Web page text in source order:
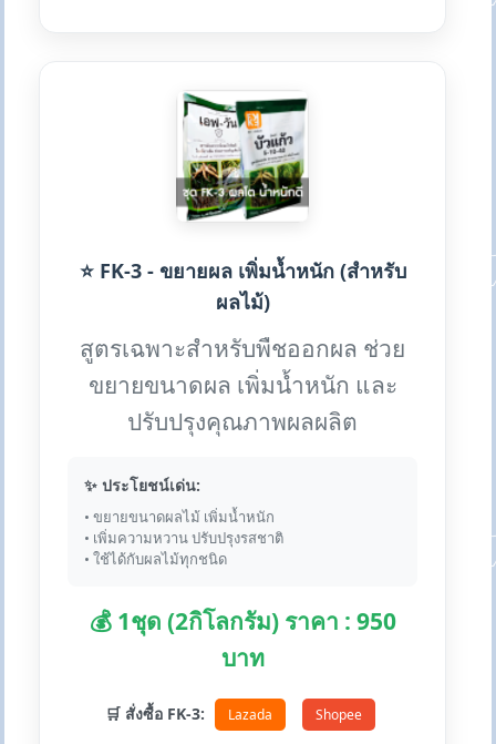
⭐ FK-3 - ขยายผล เพิ่มน้ำหนัก (สำหรับ
ผลไม้)
สูตรเฉพาะสำหรับพืชออกผล ช่วย
ขยายขนาดผล เพิ่มน้ำหนัก และ
ปรับปรุงคุณภาพผลผลิต
✨ ประโยชน์เด่น:
• ขยายขนาดผลไม้ เพิ่มน้ำหนัก
• เพิ่มความหวาน ปรับปรุงรสชาติ
• ใช้ได้กับผลไม้ทุกชนิด
💰 1ชุด (2กิโลกรัม) ราคา : 950
บาท
🛒 สั่งซื้อ FK-3: Lazada Shopee